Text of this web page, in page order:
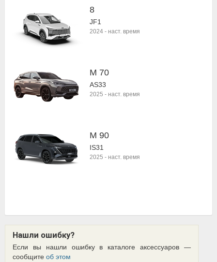
8
JF1
2024 - наст. время
M 70
AS33
2025 - наст. время
M 90
IS31
2025 - наст. время
Нашли ошибку?
Если вы нашли ошибку в каталоге аксессуаров —
сообщите об этом